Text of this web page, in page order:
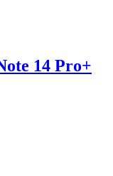
14 Pro+